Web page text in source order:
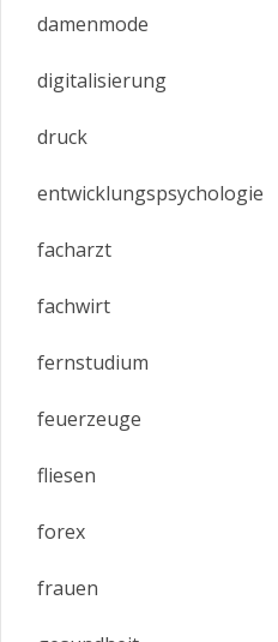
damenmode
digitalisierung
druck
entwicklungspsychologie
facharzt
fachwirt
fernstudium
feuerzeuge
fliesen
forex
frauen